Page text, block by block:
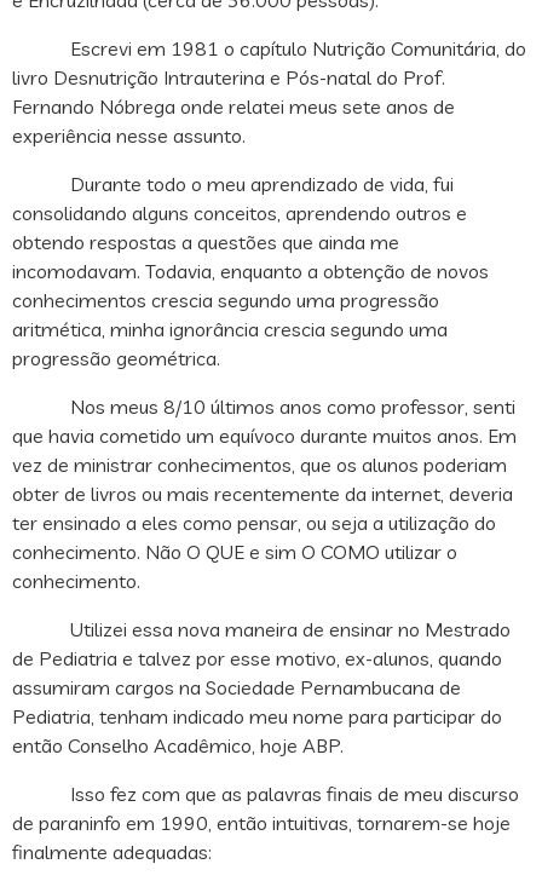
Escrevi em 1981 o capítulo Nutrição Comunitária, do
livro Desnutrição Intrauterina e Pós-natal do Prof.
Fernando Nóbrega onde relatei meus sete anos de
experiência nesse assunto.
Durante todo o meu aprendizado de vida, fui
consolidando alguns conceitos, aprendendo outros e
obtendo respostas a questões que ainda me
incomodavam. Todavia, enquanto a obtenção de novos
conhecimentos crescia segundo uma progressão
aritmética, minha ignorância crescia segundo uma
progressão geométrica.
Nos meus 8/10 últimos anos como professor, senti
que havia cometido um equívoco durante muitos anos. Em
vez de ministrar conhecimentos, que os alunos poderiam
obter de livros ou mais recentemente da internet, deveria
ter ensinado a eles como pensar, ou seja a utilização do
conhecimento. Não O QUE e sim O COMO utilizar o
conhecimento.
Utilizei essa nova maneira de ensinar no Mestrado
de Pediatria e talvez por esse motivo, ex-alunos, quando
assumiram cargos na Sociedade Pernambucana de
Pediatria, tenham indicado meu nome para participar do
então Conselho Acadêmico, hoje ABP.
Isso fez com que as palavras finais de meu discurso
de paraninfo em 1990, então intuitivas, tornarem-se hoje
finalmente adequadas: